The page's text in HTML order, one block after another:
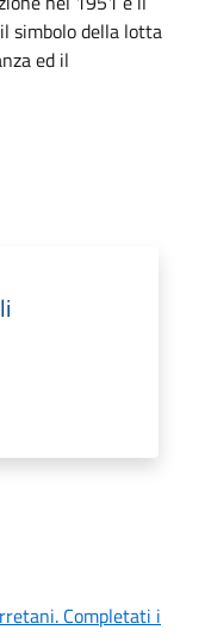
simbolo della lotta
ed il
Completati i